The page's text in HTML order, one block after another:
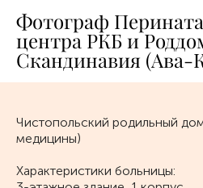
Фотограф
центра РКБ и
Скандинавия (Ава-
Чистопольский родильный
медицины)
Характеристики больницы: